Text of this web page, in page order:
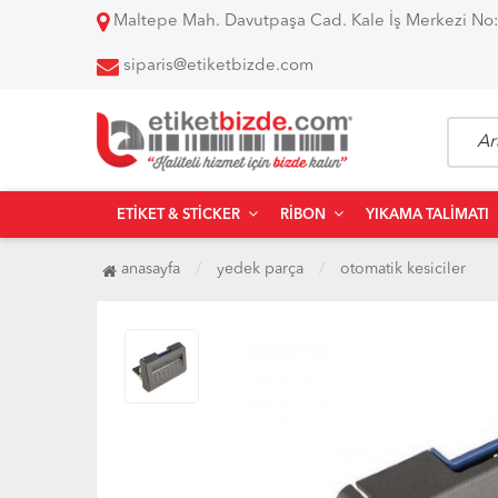
Maltepe Mah. Davutpaşa Cad. Kale İş Merkezi
siparis@etiketbizde.com
ETIKET & STICKER RIBON YIKAMA TALIMATI
anasayfa yedek parça otomati̇k kesiciler